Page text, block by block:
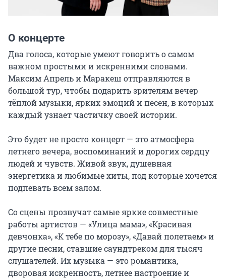
О концерте
Два голоса, которые умеют говорить о самом
важном простыми и искренними словами.
Максим Апрель и Маракеш отправляются в
большой тур, чтобы подарить зрителям вечер
тёплой музыки, ярких эмоций и песен, в которых
каждый узнает частичку своей истории.
Это будет не просто концерт — это атмосфера
летнего вечера, воспоминаний и дорогих сердцу
людей и чувств. Живой звук, душевная
энергетика и любимые хиты, под которые хочется
подпевать всем залом.
Со сцены прозвучат самые яркие совместные
работы артистов — «Улица мама», «Красивая
девчонка», «К тебе по морозу», «Давай полетаем» и
другие песни, ставшие саундтреком для тысяч
слушателей. Их музыка — это романтика,
дворовая искренность, летнее настроение и